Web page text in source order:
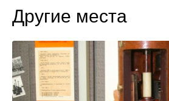
Другие места